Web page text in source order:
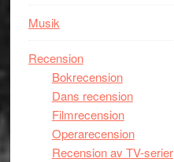
Musik
Recension
Bokrecension
Dans recension
Filmrecension
Operarecension
Recension av TV-serier